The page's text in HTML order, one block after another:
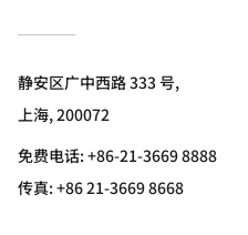
静安区广中西路 333 号,
上海, 200072
免费电话:+86-21-3669 8888
传真:+86 21-3669 8668